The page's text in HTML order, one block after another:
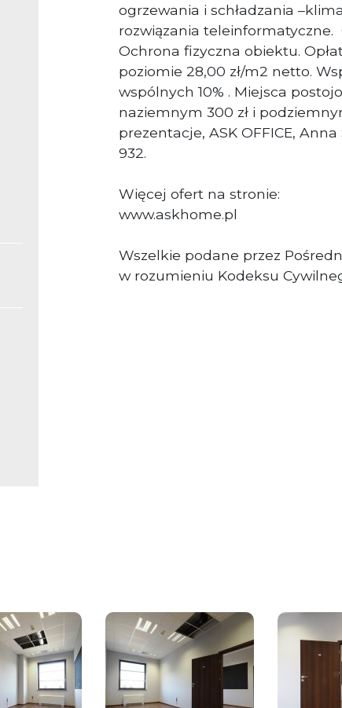
ogrzewania i schładzania
rozwiązania
Ochrona fizyczna obiektu.
poziomie 28,00 zł/m2 netto.
wspólnych 10% . Miejsca
naziemnym 300 zł i
prezentacje, ASK OFFICE,
932.
Więcej ofert na stronie:
www.askhome.pl
Wszelkie podane przez
w rozumieniu Kodeksu